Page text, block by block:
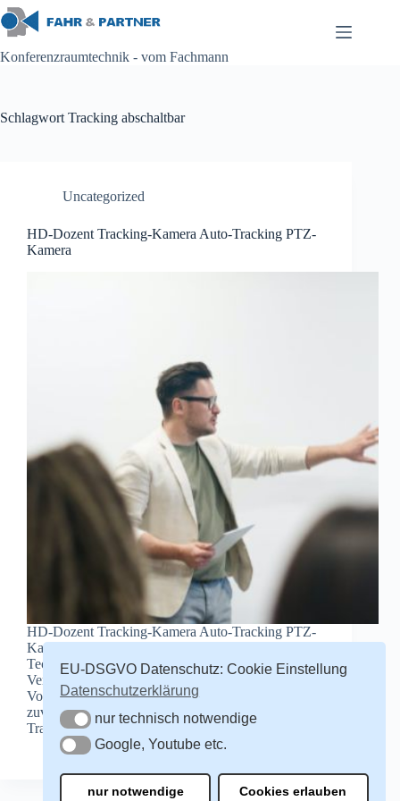
Zum
Inhalt
springen
Konferenzraumtechnik - vom Fachmann
Schlagwort Tracking abschaltbar
Uncategorized
HD-Dozent Tracking-Kamera Auto-Tracking PTZ-
Kamera
HD-Dozent Tracking-Kamera Auto-Tracking PTZ-
Kamera Das Tracking basiert auf eine führende
Technologie zur präzisen Erkennung und
Verfolgung von Dozenten, Lehrer, Sprecher und
Vortragenden. Deshalb arbeitet die Kamera noch
zuverlässiger und genauer als je zuvor. Reibungslose
Tracking Funktionalität frei von Störungen durch…
redaktion
13. Februar 2022
EU-DSGVO Datenschutz: Cookie Einstellung
Datenschutzerklärung
nur technisch notwendige
nur technisch notwendige
Google, Youtube etc.
Google, Youtube etc.
nur notwendige Cookies erlauben